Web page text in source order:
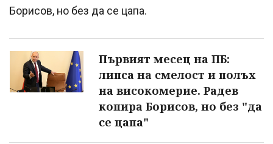
Борисов, но без да се цапа.
Първият месец на ПБ:
липса на смелост и полъх
на високомерие. Радев
копира Борисов, но без "да
се цапа"